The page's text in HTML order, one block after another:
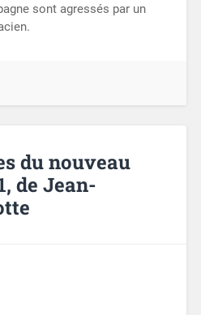
sont agressés par un
du nouveau
de Jean-